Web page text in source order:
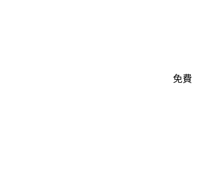
免費